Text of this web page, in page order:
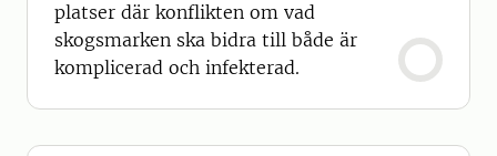
platser där konflikten om vad
skogsmarken ska bidra till både är
komplicerad och infekterad.